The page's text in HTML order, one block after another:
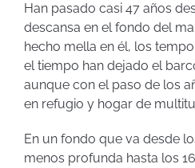
Han pasado casi 47 años
descansa en el fondo del
hecho mella en él, los
el tiempo han dejado el
aunque con el paso de los
en refugio y hogar de
En un fondo que va desde
menos profunda hasta los